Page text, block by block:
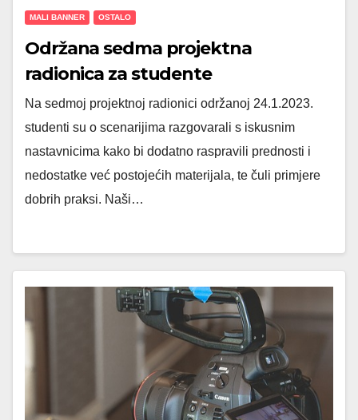
MALI BANNER OSTALO
Održana sedma projektna
radionica za studente
Na sedmoj projektnoj radionici održanoj 24.1.2023.
studenti su o scenarijima razgovarali s iskusnim
nastavnicima kako bi dodatno raspravili prednosti i
nedostatke već postojećih materijala, te čuli primjere
dobrih praksi. Naši…